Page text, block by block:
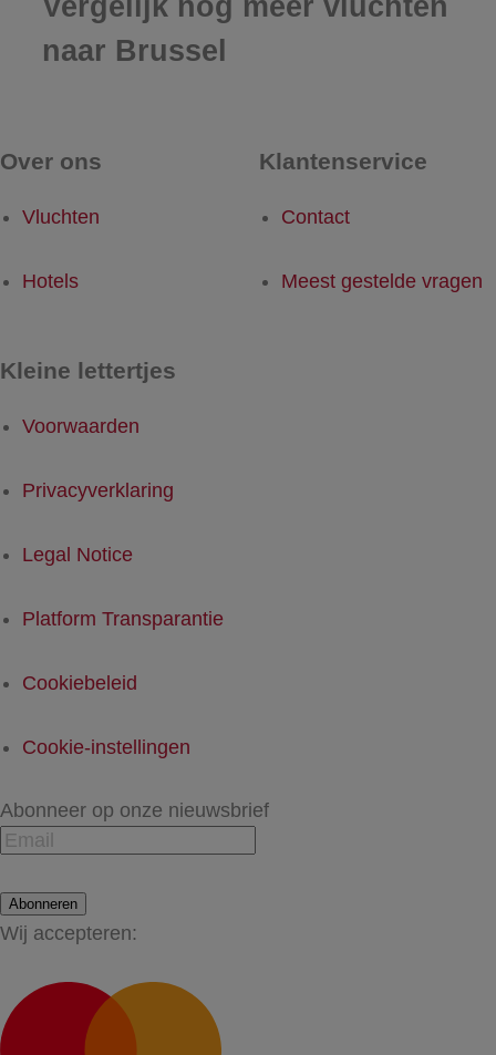
Vergelijk nog meer vluchten
naar Brussel
Over ons
Vluchten
Hotels
Klantenservice
Contact
Meest gestelde vragen
Kleine lettertjes
Voorwaarden
Privacyverklaring
Legal Notice
Platform Transparantie
Cookiebeleid
Cookie-instellingen
Abonneer op onze nieuwsbrief
Abonneren
Wij accepteren: